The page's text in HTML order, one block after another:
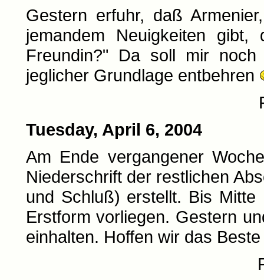
Gestern erfuhr, daß
jemandem Neuigkeiten
Freundin?" Da soll mir
jeglicher Grundlage entbehren
Tuesday, April 6, 2004
Am Ende vergangener
Niederschrift der restlichen
und Schluß) erstellt. Bis
Erstform vorliegen. Gestern
einhalten. Hoffen wir das